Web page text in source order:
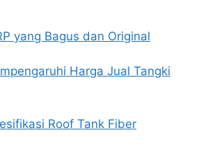
yang Bagus dan Original
Harga Jual Tangki
Roof Tank Fiber